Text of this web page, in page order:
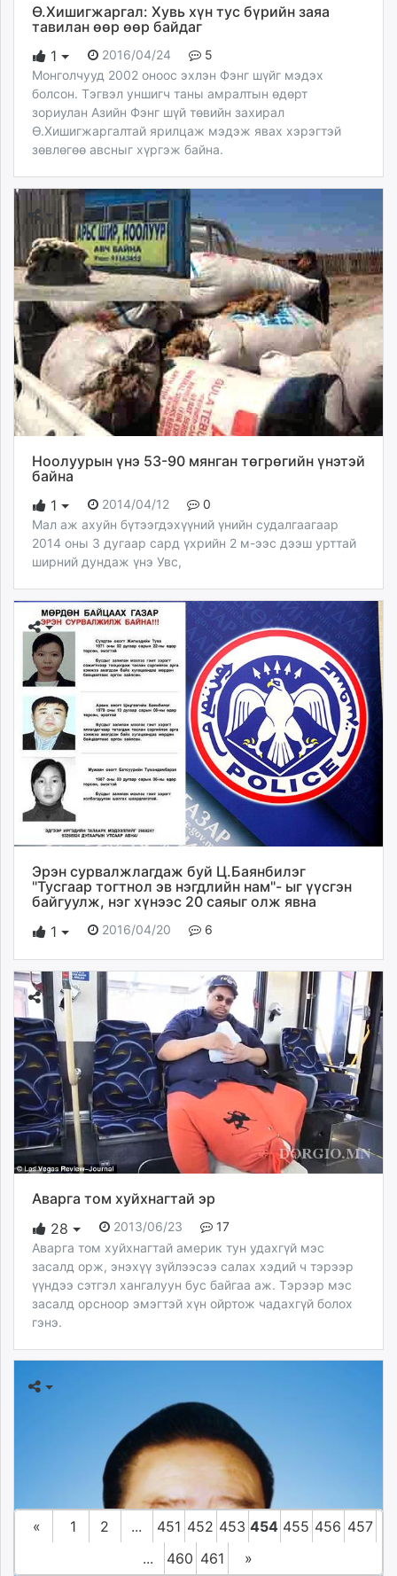
Ө.Хишигжаргал: Хувь хүн тус бүрийн заяа
тавилан өөр өөр байдаг
1
2016/04/24
5
Монголчууд 2002 оноос эхлэн Фэнг шүйг мэдэх
болсон. Тэгвэл уншигч таны амралтын өдөрт
зориулан Азийн Фэнг шүй төвийн захирал
Ө.Хишигжаргалтай ярилцаж мэдэж явах хэрэгтэй
зөвлөгөө авсныг хүргэж байна.
Ноолуурын үнэ 53-90 мянган төгрөгийн үнэтэй
байна
1
2014/04/12
0
Мал аж ахуйн бүтээгдэхүүний үнийн судалгаагаар
2014 оны 3 дугаар сард үхрийн 2 м-ээс дээш урттай
ширний дундаж үнэ Увс,
Эрэн сурвалжлагдаж буй Ц.Баянбилэг
"Тусгаар тогтнол эв нэгдлийн нам"- ыг үүсгэн
байгуулж, нэг хүнээс 20 саяыг олж явна
1
2016/04/20 6
Аварга том хуйхнагтай эр
28
2013/06/23
17
Аварга том хуйхнагтай америк тун удахгүй мэс
засалд орж, энэхүү зүйлээсээ салах хэдий ч тэрээр
үүндээ сэтгэл хангалуун бус байгаа аж. Тэрээр мэс
засалд орсноор эмэгтэй хүн ойртож чадахгүй болох
гэнэ.
« 1 2 ... 451 452 453 454 455 456 457
...
460 461 »